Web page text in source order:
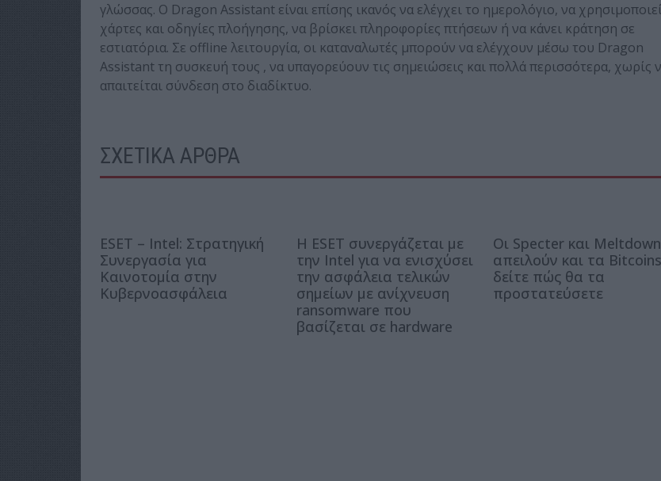
γλώσσας. Ο Dragon Assistant είναι επίσης ικανός να ελέγχει το ημερολόγιο, να
χάρτες και οδηγίες πλοήγησης, να βρίσκει πληροφορίες πτήσεων ή να κάνει κράτηση σε
εστιατόρια. Σε offline λειτουργία, οι καταναλωτές μπορούν να ελέγχουν μέσω του Dragon
Assistant τη συσκευή τους , να υπαγορεύουν τις σημειώσεις και πολλά περισσότερα, χωρίς
απαιτείται σύνδεση στο διαδίκτυο.
ΣΧΕΤΙΚΑ ΑΡΘΡΑ
ESET – Intel: Στρατηγική
Συνεργασία για
Καινοτομία στην
Κυβερνοασφάλεια
Η ESET συνεργάζεται με
την Intel για να ενισχύσει
την ασφάλεια τελικών
σημείων με ανίχνευση
ransomware που
βασίζεται σε hardware
Οι Specter και Meltdown
απειλούν και τα
δείτε πώς θα τα
προστατεύσετε